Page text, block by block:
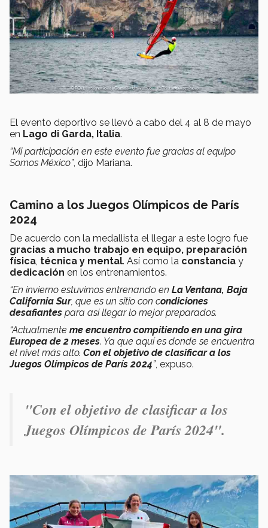
El evento deportivo se llevó a cabo del 4 al 8 de mayo
en Lago di Garda, Italia.
“Mi participación en este evento fue gracias al equipo
Somos México”, dijo Mariana.
Camino a los Juegos Olímpicos de París
2024
De acuerdo con la medallista el llegar a este logro fue
gracias a mucho trabajo en equipo, preparación
física, técnica y mental. Así como la constancia y
dedicación en los entrenamientos.
“En invierno estuvimos entrenando en La Ventana, Baja
California Sur, que es un sitio con condiciones
desafiantes para así llegar lo mejor preparados.
“Actualmente me encuentro compitiendo en una gira
Europea de 2 meses. Ya que aquí es donde se encuentra
el nivel más alto. Con el objetivo de clasificar a los
Juegos Olímpicos de París 2024”, expuso.
"Con el objetivo de clasificar a los
Juegos Olímpicos de París 2024".